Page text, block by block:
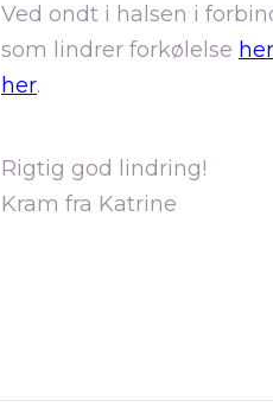
Ved ondt i halsen i
som lindrer forkølelse her
her.
Rigtig god lindring!
Kram fra Katrine